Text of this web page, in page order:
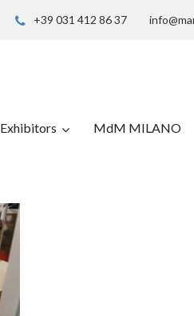
+39 031 412 86 37
Exhibitors MdM MILANO